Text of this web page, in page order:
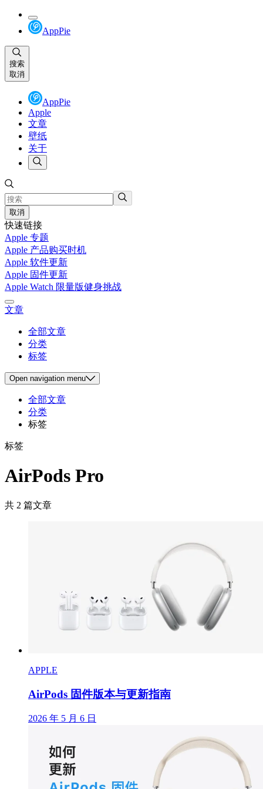
AppPie
搜索
取消
AppPie
Apple
文章
壁纸
关于
取消
快速链接
Apple 专题
Apple 产品购买时机
Apple 软件更新
Apple 固件更新
Apple Watch 限量版健身挑战
文章
全部文章
分类
标签
Open navigation menu
全部文章
分类
标签
标签
AirPods Pro
共 2 篇文章
APPLE
AirPods 固件版本与更新指南
2026 年 5 月 6 日